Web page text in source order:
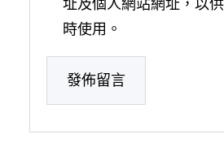
址及個人網站網址，以
時使用。